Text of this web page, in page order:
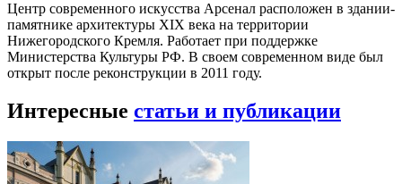
Центр современного искусства Арсенал расположен в здании-
памятнике архитектуры XIX века на территории
Нижегородского Кремля. Работает при поддержке
Министерства Культуры РФ. В своем современном виде был
открыт после реконструкции в 2011 году.
Интересные статьи и публикации